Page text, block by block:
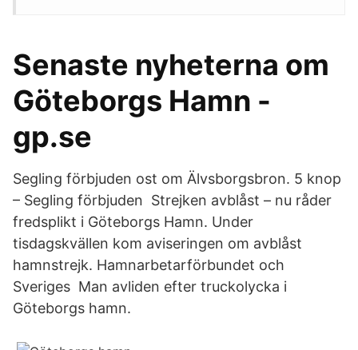
Senaste nyheterna om
Göteborgs Hamn -
gp.se
Segling förbjuden ost om Älvsborgsbron. 5 knop
– Segling förbjuden Strejken avblåst – nu råder
fredsplikt i Göteborgs Hamn. Under
tisdagskvällen kom aviseringen om avblåst
hamnstrejk. Hamnarbetarförbundet och
Sveriges Man avliden efter truckolycka i
Göteborgs hamn.